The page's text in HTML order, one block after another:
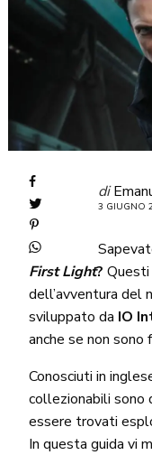
di
3 GIUGNO
First Light?
dell’avventura del
sviluppato da IO
anche se non
Conosciuti in
collezionabili sono
essere trovati
In questa guida vi